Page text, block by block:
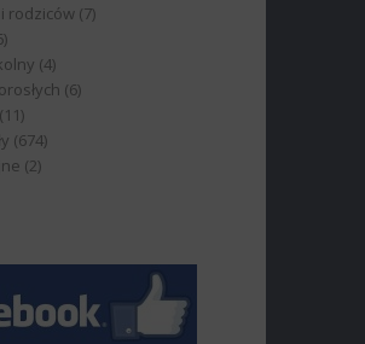
rodziców (7)
(4)
(6)
(11)
(674)
(2)